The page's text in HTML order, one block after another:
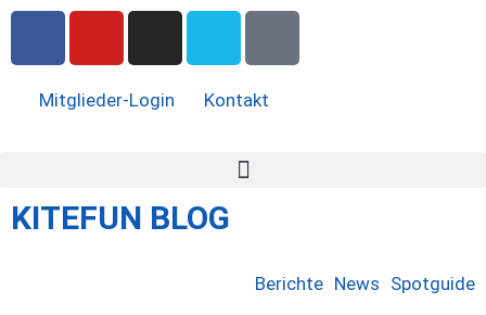
Mitglieder-Login Kontakt
KITEFUN BLOG
Berichte News Spotguide